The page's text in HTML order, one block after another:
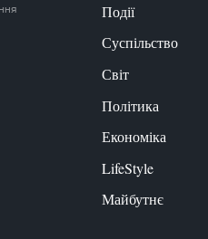
Події
Суспільство
Світ
Політика
Економіка
LifeStyle
Майбутнє